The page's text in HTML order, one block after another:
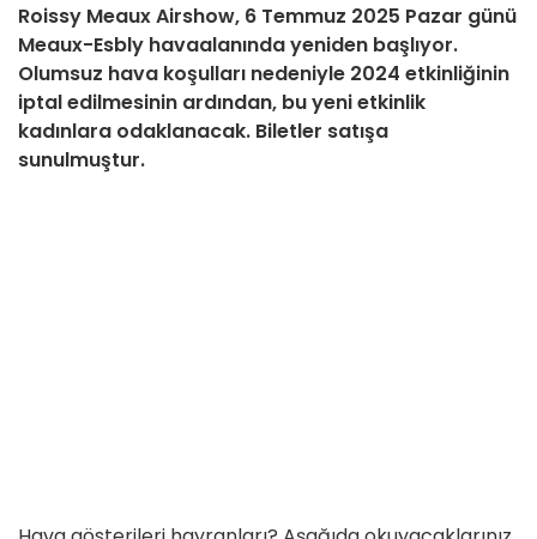
Roissy Meaux Airshow, 6 Temmuz 2025 Pazar günü
Meaux-Esbly havaalanında yeniden başlıyor.
Olumsuz hava koşulları nedeniyle 2024 etkinliğinin
iptal edilmesinin ardından, bu yeni etkinlik
kadınlara odaklanacak. Biletler satışa
sunulmuştur.